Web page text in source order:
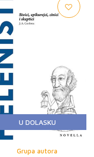
U DOLASKU
Grupa autora